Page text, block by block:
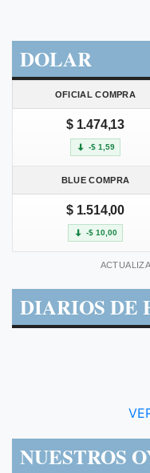
DOLAR
OFICIAL COMPRA
$ 1.474,13
-$ 1,59
BLUE COMPRA
$ 1.514,00
-$ 10,00
DIARIOS DE
NUESTROS